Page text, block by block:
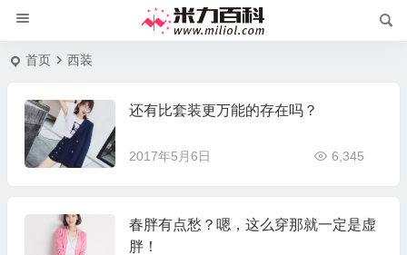
首页 西装
还有比套装更万能的存在吗？
2017年5月6日 6,345
春胖有点愁？嗯，这么穿那就一定是虚
胖！